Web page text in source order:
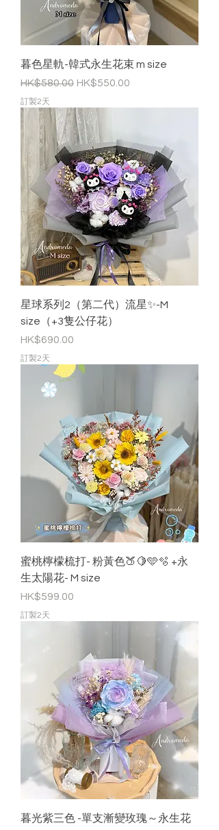
暮色星軌-韓式永生花束 m size
一般價格
HK$580.00 促銷價格
HK$550.00
訂製2天
星球系列2（第二代）流星✨-M
size（+3隻公仔花）
價格
HK$690.00
訂製2天
蜜桃檸檬梳打- 粉黃色🍑🍋🩵🫧 +永
生太陽花- M size
價格
HK$599.00
訂製2天
暮光紫三色 -單支漸變玫瑰～永生花